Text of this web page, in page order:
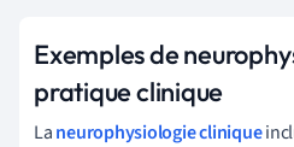
Exemples de
pratique clinique
Laneurophysiologie clinique